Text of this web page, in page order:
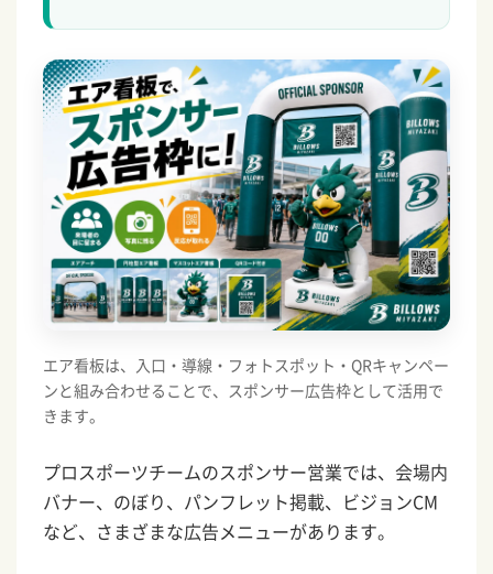
エア看板は、入口・導線・フォトスポット・QRキャンペー
ンと組み合わせることで、スポンサー広告枠として活用で
きます。
プロスポーツチームのスポンサー営業では、会場内
バナー、のぼり、パンフレット掲載、ビジョンCM
など、さまざまな広告メニューがあります。